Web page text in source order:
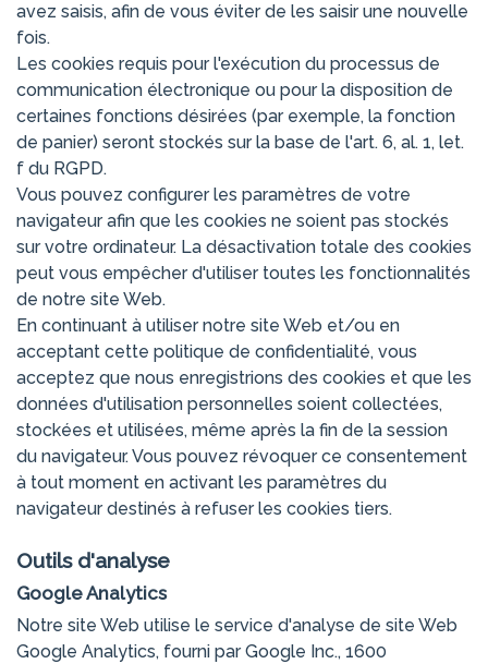
avez saisis, afin de vous éviter de les saisir une nouvelle
fois.
Les cookies requis pour l'exécution du processus de
communication électronique ou pour la disposition de
certaines fonctions désirées (par exemple, la fonction
de panier) seront stockés sur la base de l'art. 6, al. 1, let.
f du RGPD.
Vous pouvez configurer les paramètres de votre
navigateur afin que les cookies ne soient pas stockés
sur votre ordinateur. La désactivation totale des cookies
peut vous empêcher d'utiliser toutes les fonctionnalités
de notre site Web.
En continuant à utiliser notre site Web et/ou en
acceptant cette politique de confidentialité, vous
acceptez que nous enregistrions des cookies et que les
données d'utilisation personnelles soient collectées,
stockées et utilisées, même après la fin de la session
du navigateur. Vous pouvez révoquer ce consentement
à tout moment en activant les paramètres du
navigateur destinés à refuser les cookies tiers.
Outils d'analyse
Google Analytics
Notre site Web utilise le service d'analyse de site Web
Google Analytics, fourni par Google Inc., 1600